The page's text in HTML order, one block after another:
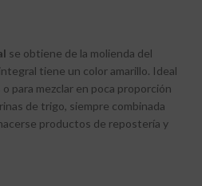
se obtiene de la molienda del
tiene un color amarillo. Ideal
para mezclar en poca proporción
de trigo, siempre combinada
productos de repostería y